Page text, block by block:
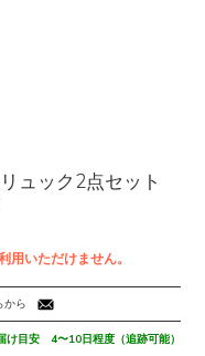
ュック2点セット
用いただけません。
から
け目安 4〜10日程度（追跡可能）